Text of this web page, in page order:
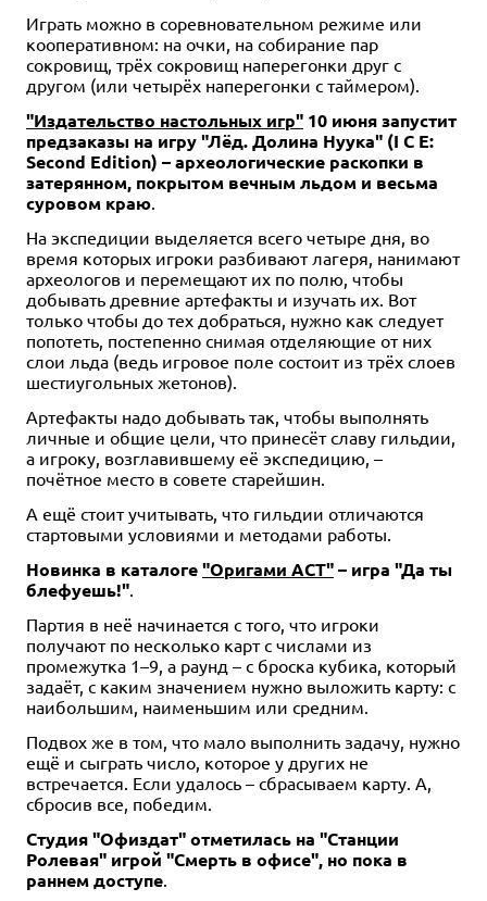
Играть можно в соревновательном режиме или
кооперативном: на очки, на собирание пар
сокровищ, трёх сокровищ наперегонки друг с
другом (или четырёх наперегонки с таймером).
"Издательство настольных игр" 10 июня запустит
предзаказы на игру "Лёд. Долина Нуука" (I C E:
Second Edition) – археологические раскопки в
затерянном, покрытом вечным льдом и весьма
суровом краю
На экспедиции выделяется всего четыре дня, во
время которых игроки разбивают лагеря, нанимают
археологов и перемещают их по полю, чтобы
добывать древние артефакты и изучать их. Вот
только чтобы до тех добраться, нужно как следует
попотеть, постепенно снимая отделяющие от них
слои льда (ведь игровое поле состоит из трёх слоев
шестиугольных жетонов).
Артефакты надо добывать так, чтобы выполнять
личные и общие цели, что принесёт славу гильдии,
а игроку, возглавившему её экспедицию, –
почётное место в совете старейшин.
А ещё стоит учитывать, что гильдии отличаются
стартовыми условиями и методами работы.
Новинка в каталоге"Оригами АСТ"– игра "Да ты
блефуешь!"
Партия в неё начинается с того, что игроки
получают по несколько карт с числами из
промежутка 1–9, а раунд – с броска кубика, который
задаёт, с каким значением нужно выложить карту: с
наибольшим, наименьшим или средним.
Подвох же в том, что мало выполнить задачу, нужно
ещё и сыграть число, которое у других не
встречается. Если удалось – сбрасываем карту. А,
сбросив все, победим.
Студия "Офиздат" отметилась на "Станции
Ролевая" игрой "Смерть в офисе", но пока в
раннем доступе